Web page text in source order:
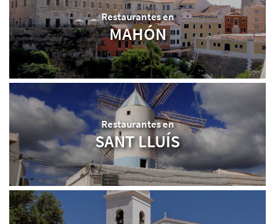
Restaurantes en
MAHÓN
Restaurantes en
SANT LLUÍS